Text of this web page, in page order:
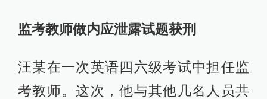
监考教师做内应泄露试题获刑
汪某在一次英语四六级考试中担任监
考教师。这次，他与其他几名人员共